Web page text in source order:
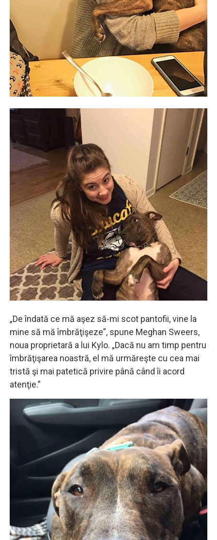
„De îndată ce mă aşez să-mi scot pantofii, vine la
mine să mă îmbrăţişeze”, spune Meghan Sweers,
noua proprietară a lui Kylo. „Dacă nu am timp pentru
îmbrăţişarea noastră, el mă urmăreşte cu cea mai
tristă şi mai patetică privire până când îi acord
atenţie.”